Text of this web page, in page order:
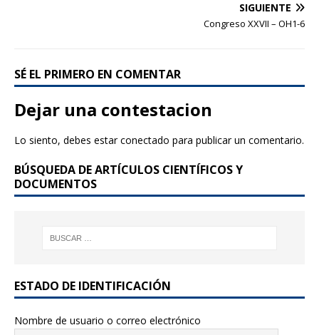
SIGUIENTE
Congreso XXVII – OH1-6
SÉ EL PRIMERO EN COMENTAR
Dejar una contestacion
Lo siento, debes estarconectado para publicar un comentario.
BÚSQUEDA DE ARTÍCULOS CIENTÍFICOS Y
DOCUMENTOS
ESTADO DE IDENTIFICACIÓN
Nombre de usuario o correo electrónico